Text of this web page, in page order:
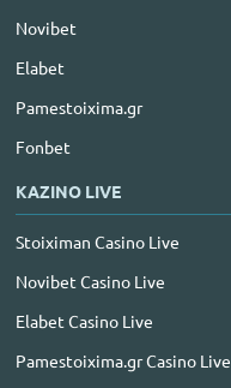
Novibet
Elabet
Pamestoixima.gr
Fonbet
ΚΑΖΙΝΟ LIVE
Stoiximan Casino Live
Novibet Casino Live
Elabet Casino Live
Pamestoixima.gr Casino Live